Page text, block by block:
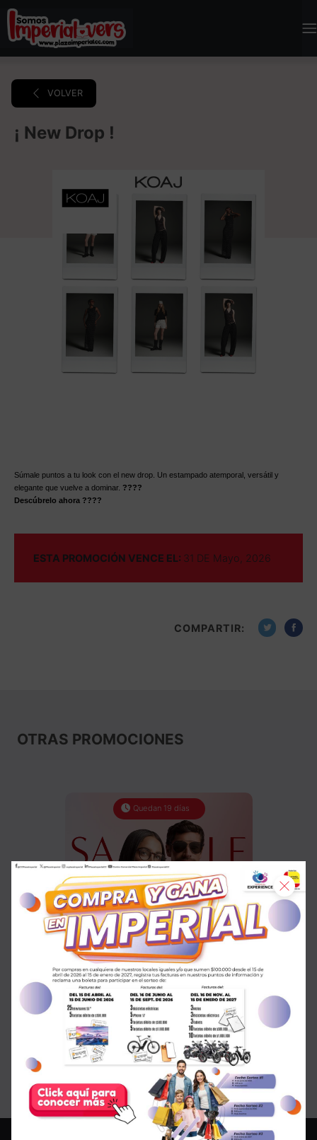
VOLVER
¡ New Drop !
Súmale puntos a tu look con el new drop. Un estampado atemporal, versátil y
elegante que vuelve a dominar. ????
Descúbrelo ahora ????
ESTA PROMOCIÓN VENCE EL: 31 DE Mayo, 2026
COMPARTIR:
OTRAS PROMOCIONES
Quedan 19 días
¡SALE en GMO!